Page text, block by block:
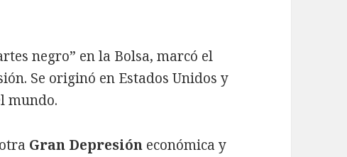
negro” en la Bolsa, marcó el
Se originó en Estados Unidos y
mundo.
Gran Depresión económica y